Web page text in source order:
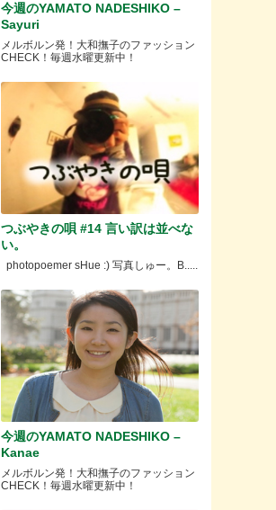
今週のYAMATO NADESHIKO –
Sayuri
メルボルン発！大和撫子のファッション
CHECK！毎週水曜更新中！
つぶやきの唄 #14 言い訳は並べな
い。
photopoemer sHue :) 写真しゅー。B.....
今週のYAMATO NADESHIKO –
Kanae
メルボルン発！大和撫子のファッション
CHECK！毎週水曜更新中！